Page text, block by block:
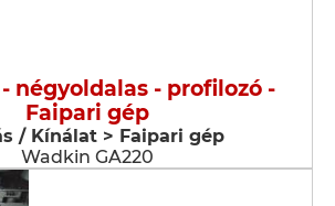
négyoldalas - profilozó -
Faipari gép
/ Kínálat > Faipari gép
Wadkin GA220